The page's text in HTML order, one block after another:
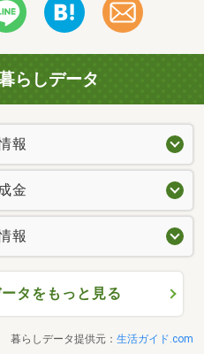
らしデータ
報
金
報
タをもっと見る
暮らしデータ提供元： 生活ガイド.com